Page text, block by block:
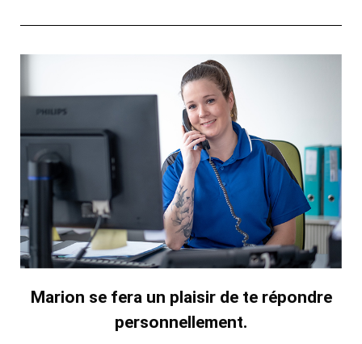
Marion se fera un plaisir de te répondre
personnellement.